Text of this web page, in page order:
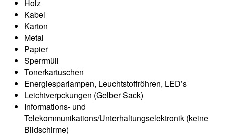
Holz
Kabel
Karton
Metal
Papier
Sperrmüll
Tonerkartuschen
Energiesparlampen, Leuchtstoffröhren, LED’s
Leichtverpckungen (Gelber Sack)
Informations- und
Telekommunikations/Unterhaltungselektronik (keine
Bildschirme)